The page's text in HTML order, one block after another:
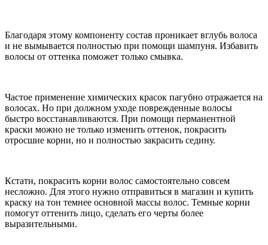
Благодаря этому компоненту состав проникает вглубь волоса
и не вымывается полностью при помощи шампуня. Избавить
волосы от оттенка поможет только смывка.
Частое применение химических красок пагубно отражается на
волосах. Но при должном уходе поврежденные волосы
быстро восстанавливаются. При помощи перманентной
краски можно не только изменить оттенок, покрасить
отросшие корни, но и полностью закрасить седину.
Кстати, покрасить корни волос самостоятельно совсем
несложно. Для этого нужно отправиться в магазин и купить
краску на тон темнее основной массы волос. Темные корни
помогут оттенить лицо, сделать его черты более
выразительными.